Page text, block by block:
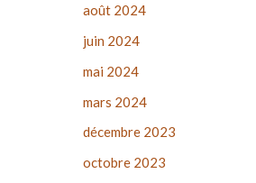
août 2024
juin 2024
mai 2024
mars 2024
décembre 2023
octobre 2023